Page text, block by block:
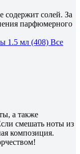
содержит солей. За
парфюмерного
1.5 мл (408) Все
а также
смешать ноты из
композиция.